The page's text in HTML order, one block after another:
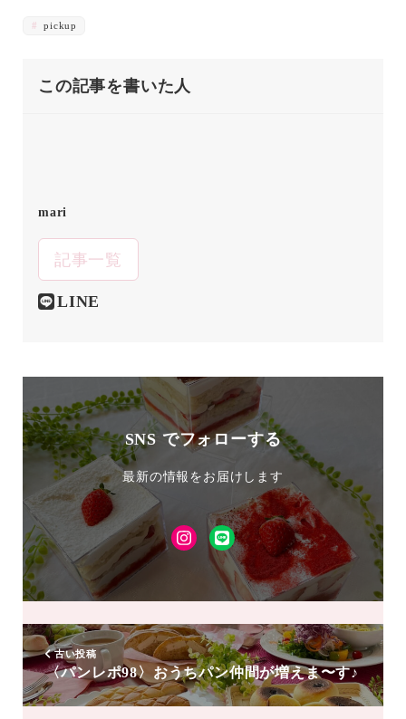
pickup
この記事を書いた人
mari
記事一覧
LINE
SNS でフォローする
最新の情報をお届けします
Instagram
LINE
友
達
追
加
古い投稿
〈パンレポ98〉おうちパン仲間が増えま〜す♪